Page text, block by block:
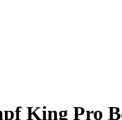
King Pro